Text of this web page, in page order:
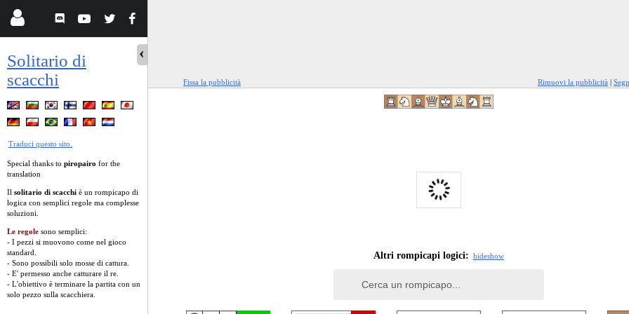
Solitario di
scacchi
Traduci questo sito.
Special thanks to piropairo for the
translation
Il solitario di scacchi è un rompicapo di
logica con semplici regole ma complesse
soluzioni.
Le regole sono semplici:
- I pezzi si muovono come nel gioco
standard.
- Sono possibili solo mosse di cattura.
- E' permesso anche catturare il re.
- L'obiettivo è terminare la partita con un
solo pezzo sulla scacchiera.
Fissa la pubblicità Rimuovi la pubblicità |
Altri rompicapi logici: hideshow